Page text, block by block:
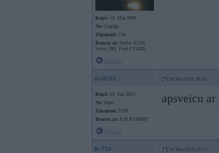
Kopš: 15. Mar 2009
No: Liepāja
Ziņojumi: 234
Braucu ar: Volvo XC90,
Volvo 780, Ford F150XL.
sys9291 28. Mar 2018, 09:56
Kopš: 13. Jun 2003
No: Ogre
Ziņojumi: 5238
Braucu ar: F20 R1200RT
apsveicu
K-750 14. May 2018, 15:17